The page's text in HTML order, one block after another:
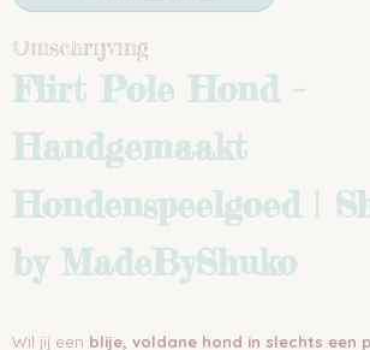
Omschrijving
Flirt Pole Hond –
Handgemaakt
Hondenspeelgoed |
by MadeByShuko
Wil jij een blije, voldane hond in slechts een